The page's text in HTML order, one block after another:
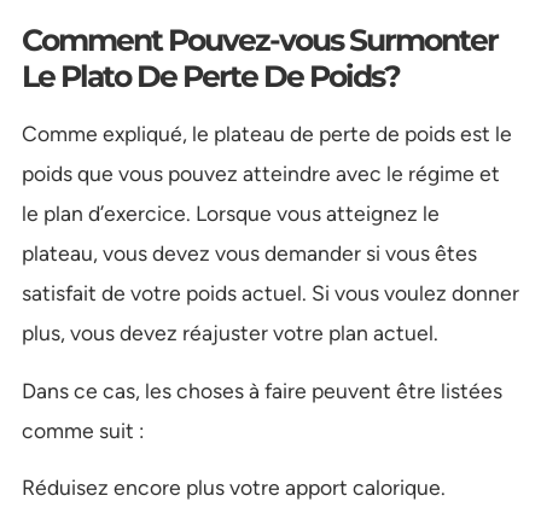
Comment Pouvez-vous Surmonter
Le Plato De Perte De Poids?
Comme expliqué, le plateau de perte de poids est le
poids que vous pouvez atteindre avec le régime et
le plan d’exercice. Lorsque vous atteignez le
plateau, vous devez vous demander si vous êtes
satisfait de votre poids actuel. Si vous voulez donner
plus, vous devez réajuster votre plan actuel.
Dans ce cas, les choses à faire peuvent être listées
comme suit :
Réduisez encore plus votre apport calorique.